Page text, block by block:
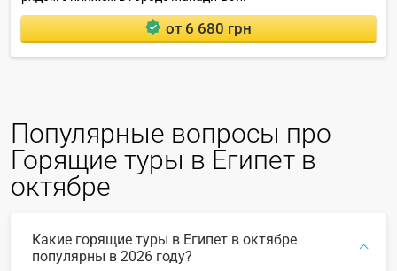
от 6 680 грн
Популярные вопросы про
Горящие туры в Египет в
октябре
Какие горящие туры в Египет в октябре
популярны в 2026 году?